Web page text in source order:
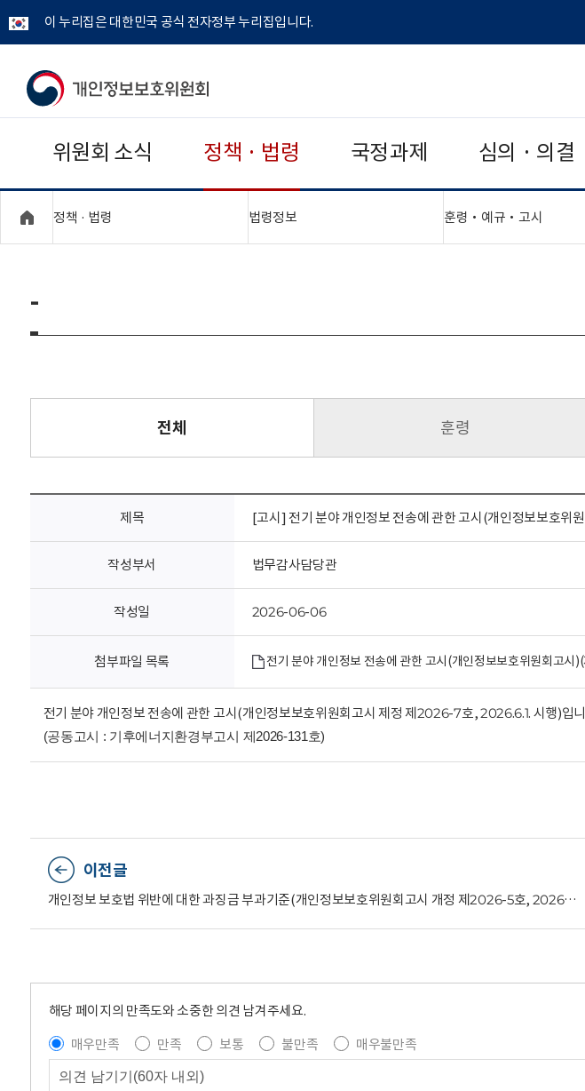
이 누리집은 대한민국 공식 전자정부 누리집입니다.
개
보
보
위
회
위원회 소식 정책 · 법령 국정과제 심의 · 의결
정책 · 법령 법령정보"접기,펼치기" 훈령‧예규‧고시
-
전체 훈령
제목 [고시] 전기 분야 개인정보 전송에 관한 고시(개인정보보호위
작성부서 법무감사담당관
작성일 2026-06-06
첨부파일 목록 전기 분야 개인정보 전송에 관한 고시(개인정보보호위원회고
전기 분야 개인정보 전송에 관한 고시(개인정보보호위원회고시 제정 제2026-7호, 2026.6.1. 시행)입
(공동고시 : 기후에너지환경부고시 제2026-131호)
이전글
개인정보 보호법 위반에 대한 과징금 부과기준(개인정보보호위원회고시 개정 제2026-5호, 2026.5.19)
해당 페이지의 만족도와 소중한 의견 남겨주세요.
매우만족
만족 보통 불만족
매우불만족